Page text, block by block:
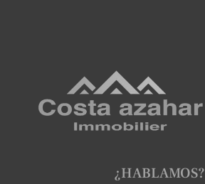
¿HABLAMOS?